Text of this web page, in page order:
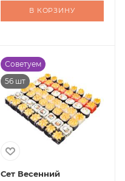
В КОРЗИНУ
Советуем
56 шт
Сет Весенний